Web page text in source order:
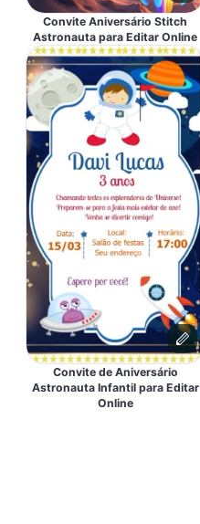
Convite Aniversário Stitch
Astronauta para Editar Online
Convite de Aniversário
Astronauta Infantil para Editar
Online